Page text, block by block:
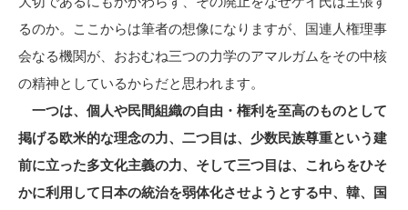
るのか。ここからは筆者の想像になりますが、国連人権理事
会なる機関が、おおむね三つの力学のアマルガムをその中核
の精神としているからだと思われます。
一つは、個人や民間組織の自由・権利を至高のものとして
掲げる欧米的な理念の力、二つ目は、少数民族尊重という建
前に立った多文化主義の力、そして三つ目は、これらをひそ
かに利用して日本の統治を弱体化させようとする中、韓、国